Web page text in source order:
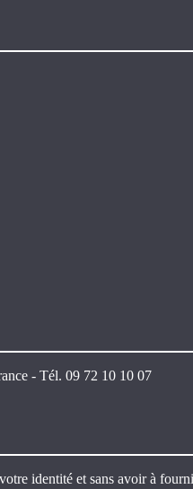
- Tél. 09 72 10 10 07
identité et sans avoir à